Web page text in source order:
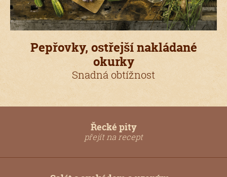
Pepřovky, ostřejší nakládané
okurky
Snadná obtížnost
Řecké pity
přejít na recept